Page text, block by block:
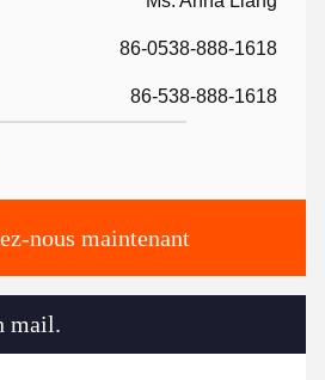
86-0538-888-1618
86-538-888-1618
nous maintenant
mail.